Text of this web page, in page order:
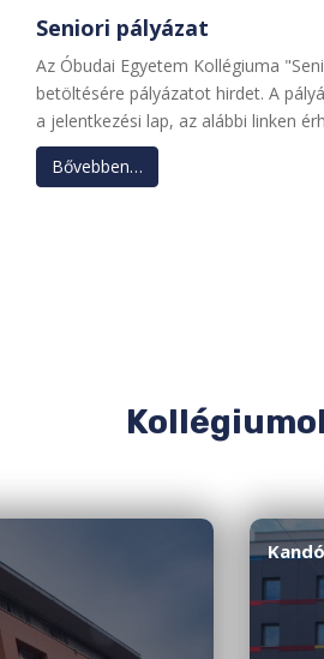
Seniori pályázat
Az Óbudai Egyetem Kollégiuma
betöltésére pályázatot hirdet. A
a jelentkezési lap, az alábbi linken
Bővebben…